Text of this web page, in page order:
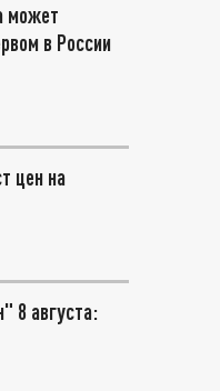
может
в России
цен на
8 августа: